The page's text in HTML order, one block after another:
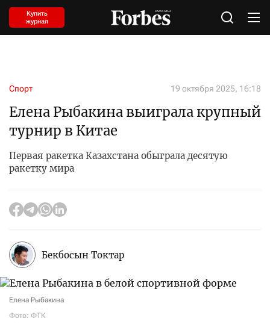
Купить
журнал
Спорт 19 октября 2025, 16:18
Елена Рыбакина выиграла крупный
турнир в Китае
Первая ракетка Казахстана обыграла десятую
ракетку мира
Бекбосын Токтар
Елена Рыбакина
Фото: ФТК